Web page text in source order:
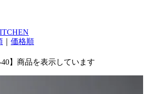
価格順
】商品を表示しています